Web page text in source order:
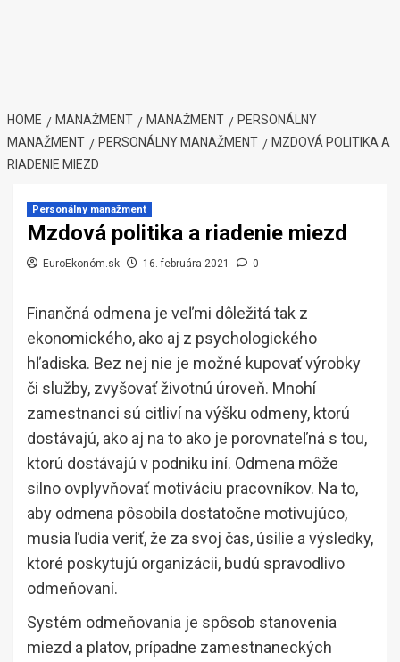
HOME MANAŽMENT MANAŽMENT
PERSONÁLNY
MANAŽMENT
PERSONÁLNY MANAŽMENT
MZDOVÁ POLITIKA A
RIADENIE MIEZD
Personálny manažment
Mzdová politika a riadenie miezd
EuroEkonóm.sk 16. februára 2021 0
Finančná odmena je veľmi dôležitá tak z
ekonomického, ako aj z psychologického
hľadiska. Bez nej nie je možné kupovať výrobky
či služby, zvyšovať životnú úroveň. Mnohí
zamestnanci sú citliví na výšku odmeny, ktorú
dostávajú, ako aj na to ako je porovnateľná s tou,
ktorú dostávajú v podniku iní. Odmena môže
silno ovplyvňovať motiváciu pracovníkov. Na to,
aby odmena pôsobila dostatočne motivujúco,
musia ľudia veriť, že za svoj čas, úsilie a výsledky,
ktoré poskytujú organizácii, budú spravodlivo
odmeňovaní.
Systém odmeňovania je spôsob stanovenia
miezd a platov, prípadne zamestnaneckých